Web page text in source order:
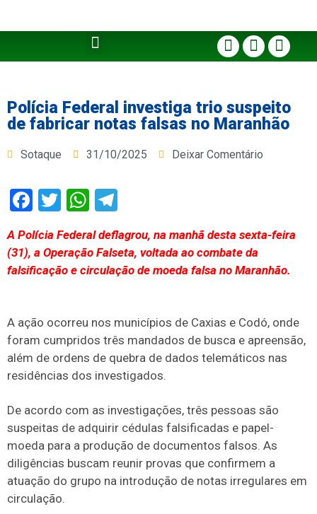
Polícia Federal investiga trio suspeito
de fabricar notas falsas no Maranhão
Sotaque 31/10/2025 Deixar Comentário
Facebook
TwitterWhatsApp
A Polícia Federal deflagrou, na manhã desta sexta-feira
(31), a Operação Falseta, voltada ao combate da
falsificação e circulação de moeda falsa no Maranhão.
A ação ocorreu nos municípios de Caxias e Codó, onde
foram cumpridos três mandados de busca e apreensão,
além de ordens de quebra de dados telemáticos nas
residências dos investigados.
De acordo com as investigações, três pessoas são
suspeitas de adquirir cédulas falsificadas e papel-
moeda para a produção de documentos falsos. As
diligências buscam reunir provas que confirmem a
atuação do grupo na introdução de notas irregulares em
circulação.